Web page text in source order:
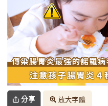
分享 放大字體